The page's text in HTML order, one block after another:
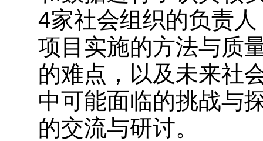
4家社会组织的负责
项目实施的方法与质
的难点，以及未来社
中可能面临的挑战与
的交流与研讨。